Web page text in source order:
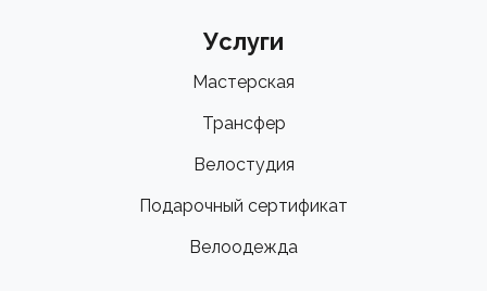
Услуги
Мастерская
Трансфер
Велостудия
Подарочный сертификат
Велоодежда